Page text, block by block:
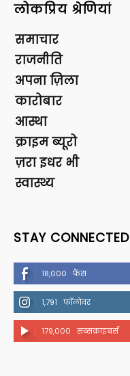
लोकप्रिय श्रेणियां
समाचार
राजनीति
अपना ज़िला
कारोबार
आस्था
क्राइम ब्यूरो
ज़रा इधर भी
स्वास्थ्य
STAY CONNECTED
18,000 फैंस
1,791 फॉलोवर
179,000 सब्सक्राइबर्स